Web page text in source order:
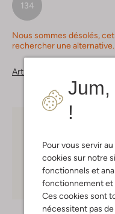
Jum,
!
Pour vous servir
cookies sur notre
fonctionnels et
fonctionnement et
Ces cookies sont
nécessitent pas
134
Nous sommes désolés,
rechercher une alternative.
Articles similaires
30 jours de retours
Shopping en ligne